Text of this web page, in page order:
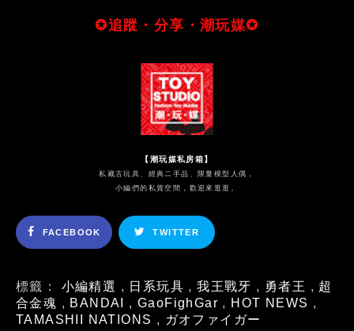
✪追蹤・分享・潮玩媒✪
【潮玩媒私房箱】
私藏古玩具、經典二手品、限量模型人偶，
小編們的私貨空間，歡迎來逛逛。
FACEBOOK TWITTER
標籤： 小編精選 , 日系玩具 ,我王戰牙 , 勇者王 , 超
合金魂 , BANDAI ,GaoFighGar , HOT NEWS ,
TAMASHII NATIONS , ガオファイガー